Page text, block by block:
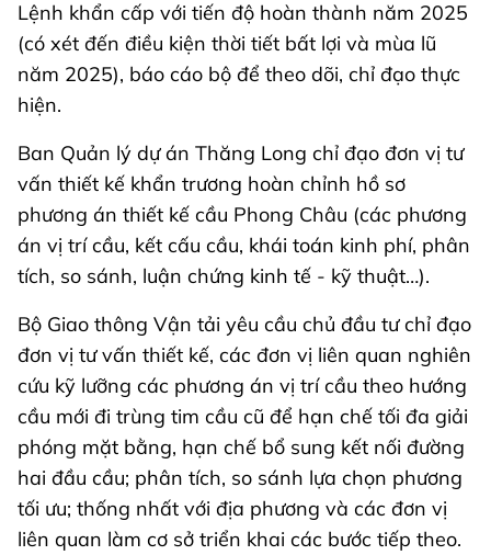
Lệnh khẩn cấp với tiến độ hoàn thành năm 2025
(có xét đến điều kiện thời tiết bất lợi và mùa lũ
năm 2025), báo cáo bộ để theo dõi, chỉ đạo thực
hiện.
Ban Quản lý dự án Thăng Long chỉ đạo đơn vị tư
vấn thiết kế khẩn trương hoàn chỉnh hồ sơ
phương án thiết kế cầu Phong Châu (các phương
án vị trí cầu, kết cấu cầu, khái toán kinh phí, phân
tích, so sánh, luận chứng kinh tế - kỹ thuật…).
Bộ Giao thông Vận tải yêu cầu chủ đầu tư chỉ đạo
đơn vị tư vấn thiết kế, các đơn vị liên quan nghiên
cứu kỹ lưỡng các phương án vị trí cầu theo hướng
cầu mới đi trùng tim cầu cũ để hạn chế tối đa giải
phóng mặt bằng, hạn chế bổ sung kết nối đường
hai đầu cầu; phân tích, so sánh lựa chọn phương
tối ưu; thống nhất với địa phương và các đơn vị
liên quan làm cơ sở triển khai các bước tiếp theo.